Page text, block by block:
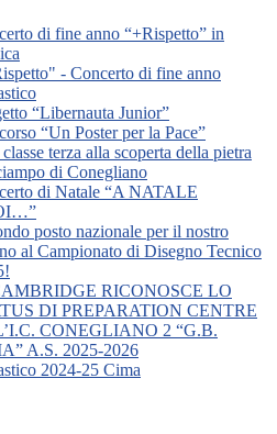
di fine anno “+Rispetto” in
- Concerto di fine anno
“Libernauta Junior”
“Un Poster per la Pace”
terza alla scoperta della pietra
di Conegliano
di Natale “A NATALE
posto nazionale per il nostro
al Campionato di Disegno Tecnico
RICONOSCE LO
DI PREPARATION CENTRE
CONEGLIANO 2 “G.B.
A.S. 2025-2026
2024-25 Cima